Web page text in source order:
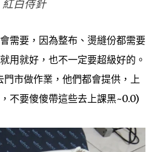
紅白侍針
需要，因為整布、燙縫份都需要
用就好，也不一定要超級好的。
市做作業，他們都會提供，上
不要傻傻帶這些去上課黑~0.0)